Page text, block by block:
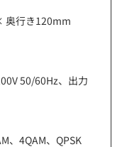
奥行き120mm
50/60Hz、出力
、4QAM、QPSK